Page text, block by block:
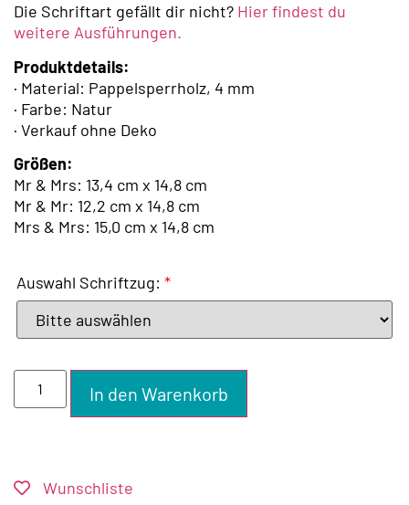
Die Schriftart gefällt dir nicht? Hier findest du
weitere Ausführungen.
Produktdetails:
· Material: Pappelsperrholz, 4 mm
· Farbe: Natur
· Verkauf ohne Deko
Größen:
Mr & Mrs: 13,4 cm x 14,8 cm
Mr & Mr: 12,2 cm x 14,8 cm
Mrs & Mrs: 15,0 cm x 14,8 cm
Auswahl Schriftzug: *
In den Warenkorb
Wunschliste